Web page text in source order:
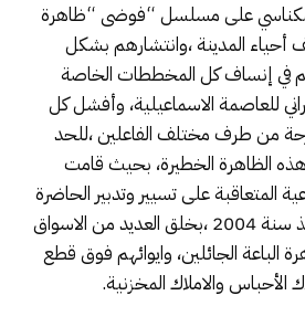
على مسلسل “فوضى “ظاهرة
أحياء المدينة ،وانتشارهم بشكل
في إنساف كل المخططات الخاصة
للعاصمة الاسماعيلية، وأفشل كل
من طرف مختلف الفاعلين ،للحد
الظاهرة الخطيرة، بحيث قامت
المتعاقبة على تسيير وتدبير الحاضرة
الاسماعيلية مكناس، منذ سنة 2004 ،بخلق العديد من الاسواق
الباعة الجائلين، وايوائهم فوق قطع
والاملاك المخزنية.